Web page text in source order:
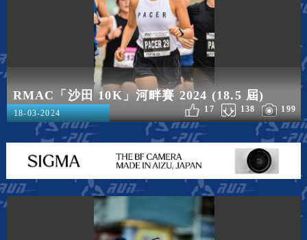
RMAC「沙田 10K」河畔賽 2024 (18.5 屆)
199
138
17
18-03-2024